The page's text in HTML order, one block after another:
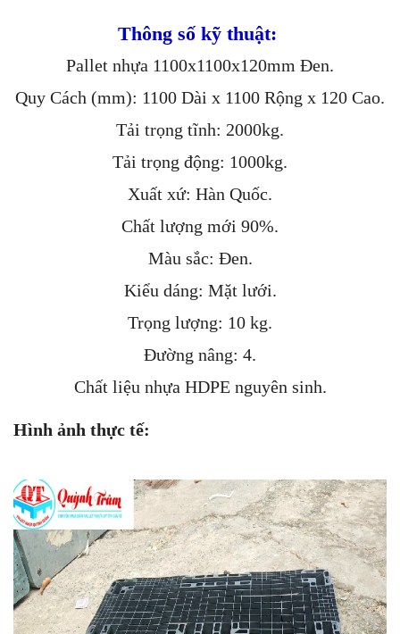
Thông số kỹ thuật:
Pallet nhựa 1100x1100x120mm Đen.
Quy Cách (mm): 1100 Dài x 1100 Rộng x 120 Cao.
Tải trọng tĩnh: 2000kg.
Tải trọng động: 1000kg.
Xuất xứ: Hàn Quốc.
Chất lượng mới 90%.
Màu sắc: Đen.
Kiểu dáng: Mặt lưới.
Trọng lượng: 10 kg.
Đường nâng: 4.
Chất liệu nhựa HDPE nguyên sinh.
Hình ảnh thực tế: